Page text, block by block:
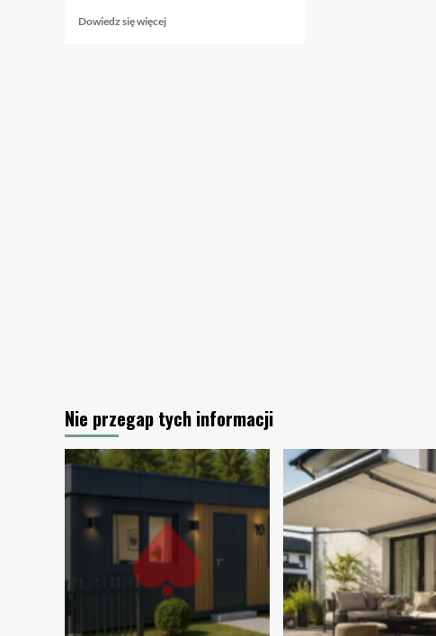
Dowiedz się więcejDowiedz
Nie przegap tych informacji